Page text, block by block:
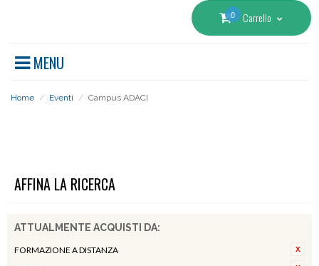
0 Carrello
MENU
Home / Eventi / Campus ADACI
AFFINA LA RICERCA
ATTUALMENTE ACQUISTI DA:
FORMAZIONE A DISTANZA